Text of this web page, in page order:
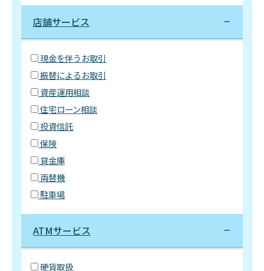
店舗サービス
現金を伴うお取引
振替によるお取引
資産運用相談
住宅ローン相談
投資信託
保険
貸金庫
両替機
駐車場
ATMサービス
硬貨取扱